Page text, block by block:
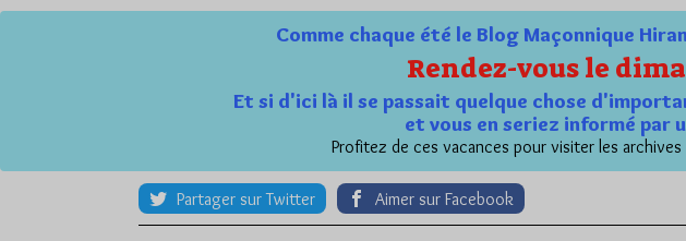
Comme chaque été le Blog Maçonnique
Rendez-vous le
Et si d'ici là il se passait quelque chose
et vous en seriez informé par
Profitez de ces vacances pour visiter les
Partager sur Twitter Aimer sur Facebook